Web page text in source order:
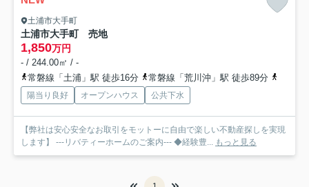
土浦市大手町
土浦市大手町 売地
1,850万円
- / 244.00㎡ / -
常磐線「土浦」駅 徒歩16分
常磐線「荒川沖」駅 徒歩89分
陽当り良好 オープンハウス 公共下水
【弊社は安心安全なお取引をモットーに自由で楽しい不動産探しを実現
します】 ---リバティーホームのご案内--- ◆経験豊... もっと見る